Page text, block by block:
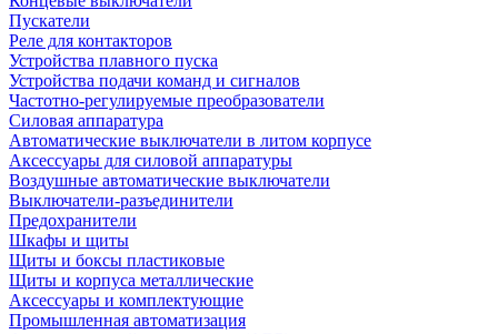
Пускатели
Реле для контакторов
Устройства плавного пуска
Устройства подачи команд и сигналов
Частотно-регулируемые преобразователи
Силовая аппаратура
Автоматические выключатели в литом корпусе
Аксессуары для силовой аппаратуры
Воздушные автоматические выключатели
Выключатели-разъединители
Предохранители
Шкафы и щиты
Щиты и боксы пластиковые
Щиты и корпуса металлические
Аксессуары и комплектующие
Промышленная автоматизация